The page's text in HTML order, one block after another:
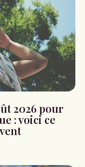
2026 pour
: voici ce